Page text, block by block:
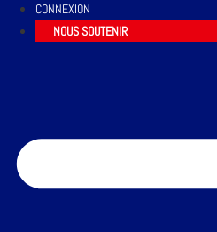
CONNEXION
NOUS SOUTENIR